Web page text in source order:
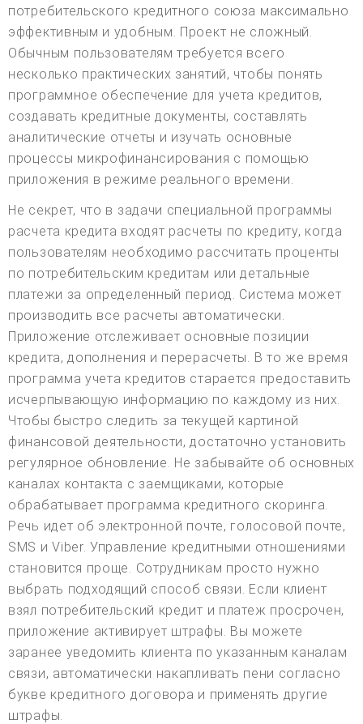
потребительского кредитного союза максимально
эффективным и удобным. Проект не сложный.
Обычным пользователям требуется всего
несколько практических занятий, чтобы понять
программное обеспечение для учета кредитов,
создавать кредитные документы, составлять
аналитические отчеты и изучать основные
процессы микрофинансирования с помощью
приложения в режиме реального времени.
Не секрет, что в задачи специальной программы
расчета кредита входят расчеты по кредиту, когда
пользователям необходимо рассчитать проценты
по потребительским кредитам или детальные
платежи за определенный период. Система может
производить все расчеты автоматически.
Приложение отслеживает основные позиции
кредита, дополнения и перерасчеты. В то же время
программа учета кредитов старается предоставить
исчерпывающую информацию по каждому из них.
Чтобы быстро следить за текущей картиной
финансовой деятельности, достаточно установить
регулярное обновление. Не забывайте об основных
каналах контакта с заемщиками, которые
обрабатывает программа кредитного скоринга.
Речь идет об электронной почте, голосовой почте,
SMS и Viber. Управление кредитными отношениями
становится проще. Сотрудникам просто нужно
выбрать подходящий способ связи. Если клиент
взял потребительский кредит и платеж просрочен,
приложение активирует штрафы. Вы можете
заранее уведомить клиента по указанным каналам
связи, автоматически накапливать пени согласно
букве кредитного договора и применять другие
штрафы.